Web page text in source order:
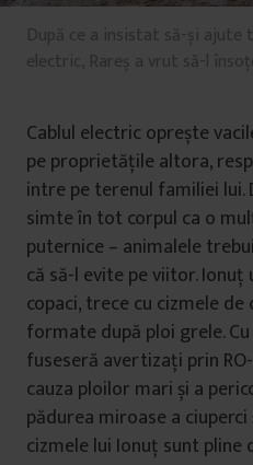
După ce a insistat să-și ajute
electric, Rareș a vrut să-l
Cablul electric oprește
pe proprietățile altora,
intre pe terenul familiei lui.
simte în tot corpul ca o
puternice – animalele
că să-l evite pe viitor.
copaci, trece cu cizmele
formate după ploi grele.
fuseseră avertizați prin
cauza ploilor mari și a
pădurea miroase a
cizmele lui Ionuț sunt pline